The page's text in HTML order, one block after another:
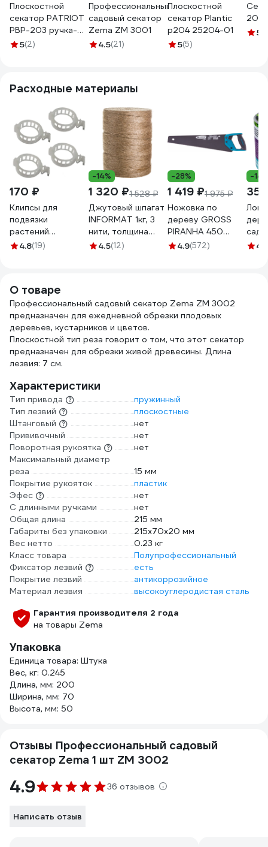
Плоскостной
секатор PATRIOT
PBP-203 ручка-
петля,
5(2)
Профессиональный
садовый секатор
Zema ZM 3001
4.5(21)
Плоскостной
секатор Plantic
p204 25204-01
5(5)
205
5
Расходные материалы
170 ₽
Клипсы для
подвязки
растений
ГеоПластБорд
4.8(19)
-14%
1 320 ₽1 528 ₽
Джутовый шпагат
INFORMAT 1кг, 3
нити, толщина
3мм, 1680 текс
4.5(12)
-28%
1 419 ₽1 975 ₽
Ножовка по
дереву GROSS
PIRANHA 450
мм,11-12
4.9(572)
-
4.2
О товаре
Профессиональный садовый секатор Zema ZM 3002
предназначен для ежедневной обрезки плодовых
деревьев, кустарников и цветов.
Плоскостной тип реза говорит о том, что этот секатор
предназначен для обрезки живой древесины. Длина
лезвия: 7 см.
Характеристики
Тип привода
пружинный
Тип лезвий
плоскостные
Штанговый
нет
Прививочный
нет
Поворотная рукоятка
нет
Максимальный диаметр
реза
15 мм
Покрытие рукояток
пластик
Эфес
нет
С длинными ручками
нет
Общая длина
215 мм
Габариты без упаковки
215х70х20 мм
Вес нетто
0.23 кг
Класс товара
Полупрофессиональный
Фиксатор лезвий
есть
Покрытие лезвий
антикоррозийное
Материал лезвия
высокоуглеродистая сталь
Гарантия производителя 2 года
на товары Zema
Упаковка
Единица товара: Штука
Вес, кг: 0.245
Длина, мм: 200
Ширина, мм: 70
Высота, мм: 50
Отзывы Профессиональный садовый
секатор Zema 1 шт ZM 3002
4.9 36 отзывов
Написать отзыв